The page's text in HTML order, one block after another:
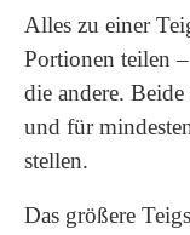
Alles zu einer
Portionen teilen
die andere.
und für
stellen.
Das größere